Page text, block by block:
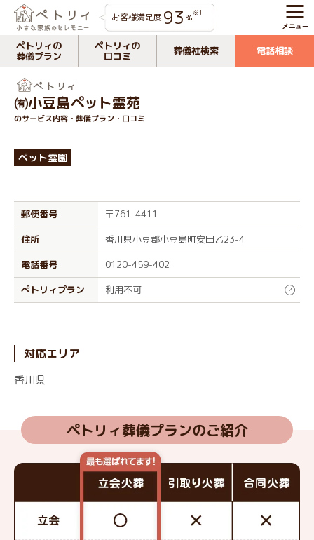
お客様満足度 93 %※1
ペトリィの
葬儀プラン
ペトリィの
口コミ
葬儀社検索 電話相談
㈲小豆島ペット霊苑
のサービス内容・葬儀プラン・口コミ
ペット霊園
郵便番号
〒761-4411
住所
香川県小豆郡小豆島町安田乙23-4
電話番号
0120-459-402
ぺトリィプラン
利用不可 ?
対応エリア
香川県
ペトリィ葬儀プランのご紹介